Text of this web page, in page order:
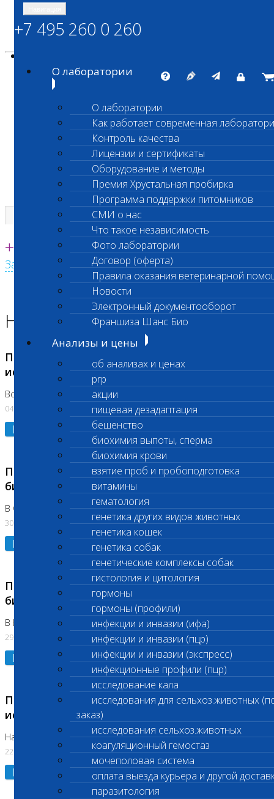
ШАНС БИО
Независимая ветеринарная лаборатория
Единая круглосуточная справочная
+7 495 260 0 260
Заказать звонок с сайта
+7 495 260 0 260
О лаборатории
О лаборатории
Как работает современная
Контроль качества
Лицензии и сертификаты
Оборудование и методы
Премия Хрустальная пробирка
Программа поддержки питомников
СМИ о нас
Что такое независимость
Фото лаборатории
Договор (оферта)
Правила оказания ветеринарной
Новости
Электронный документооборот
Франшиза Шанс Био
Анализы и цены
об анализах и ценах
prp
акции
пищевая дезадаптация
бешенство
биохимия выпоты, сперма
биохимия крови
взятие проб и пробоподготовка
витамины
гематология
генетика других видов животных
генетика кошек
генетика собак
генетические комплексы собак
гистология и цитология
гормоны
гормоны (профили)
инфекции и инвазии (ифа)
инфекции и инвазии (пцр)
инфекции и инвазии (экспресс)
инфекционные профили (пцр)
исследование кала
исследования для сельхоз.животных
заказ)
исследования сельхоз.животных
коагуляционный гемостаз
мочеполовая система
оплата выезда курьера и другой
паразитология
Главная страница
Новости лаборатории
Приостановка срочных биохимических
исследований
Во Владыкино
04.08.2026
Подробнее
Приостановлено выполнение срочных
биохимических исследований
В Сколково. Код (123,309,310)
30.07.2026
Подробнее
Приостановлено выполнение срочных
биохимических исследований
В Бутово 29.07.26
29.07.2026
Подробнее
Приостановлено выполнение биохимических
исследований
На Нагорной. Код ( 123,310,309)
22.07.2026
Подробнее